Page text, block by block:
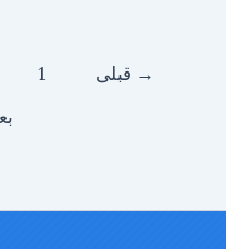
→ قبلی 1